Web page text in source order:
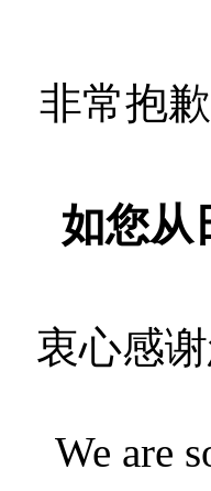
非常抱
如您从
衷心感
We are